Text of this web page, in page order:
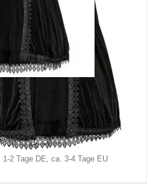
Cape Thravara
159,90
Inkl. MwSt.
zzgl.Versand
1-2 Tage DE, ca. 3-4 Tage EU